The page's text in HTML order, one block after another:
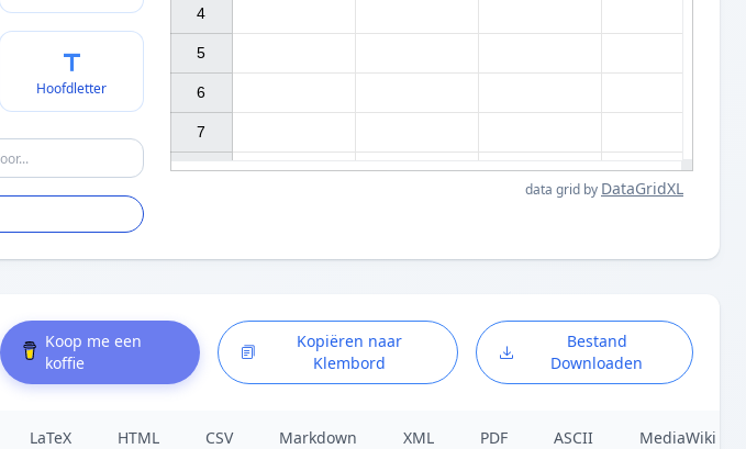
Hoofdletter
data grid by DataGridXL
4
5
6
7
Koop me een
koffie
Kopiëren naar
Klembord
Bestand
Downloaden
LaTeX HTML CSV Markdown XML PDF ASCII MediaWiki